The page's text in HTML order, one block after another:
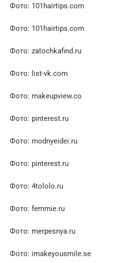
Фото: 101hairtips.com
Фото: 101hairtips.com
Фото: zatochkafind.ru
Фото: list-vk.com
Фото: makeupview.co
Фото: pinterest.ru
Фото: modnyeidei.ru
Фото: pinterest.ru
Фото: 4tololo.ru
Фото: femmie.ru
Фото: merpesnya.ru
Фото: imakeyousmile.se